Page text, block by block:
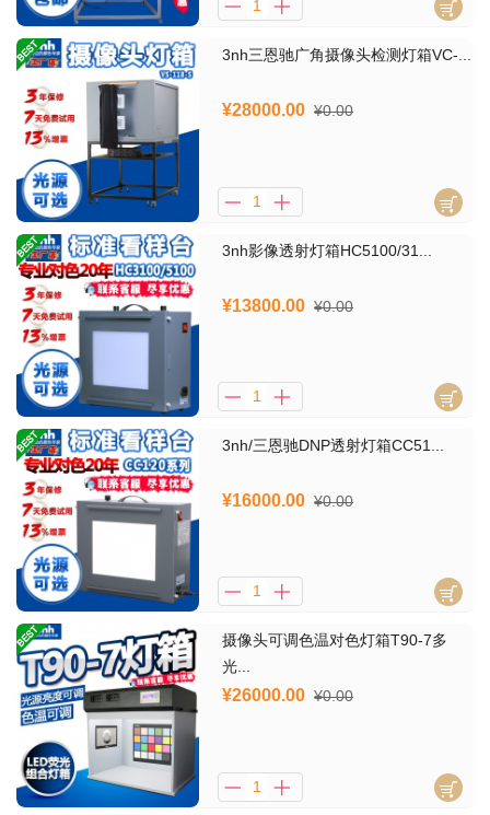
3nh三恩驰广角摄像头检测灯箱VC-...
¥28000.00 ¥0.00
3nh影像透射灯箱HC5100/31...
¥13800.00 ¥0.00
3nh/三恩驰DNP透射灯箱CC51...
¥16000.00 ¥0.00
摄像头可调色温对色灯箱T90-7多
光...
¥26000.00 ¥0.00